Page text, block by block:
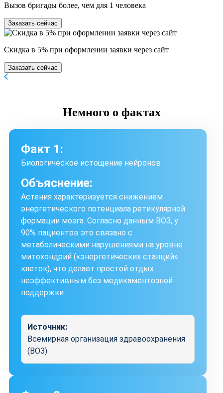
Вызов бригады более, чем для 1 человека
Заказать сейчас
Скидка в 5% при оформлении заявки через сайт
Заказать сейчас
Немного о фактах
Факт 1:
Биологическое истощение нейронов
Объяснение:
Астения характеризуется снижением
энергетического потенциала ретикулярной
формации мозга. Согласно данным ВОЗ, у
90% пациентов это связано с
метаболическими нарушениями на уровне
митохондрий («энергетических станций»
клеток), что делает простой отдых
неэффективным без медикаментозной
поддержки.
Источник:
Всемирная организация здравоохранения
(ВОЗ)